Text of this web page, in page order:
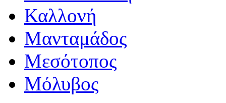
Καλλονή
Μανταμάδος
Μεσότοπος
Μόλυβος